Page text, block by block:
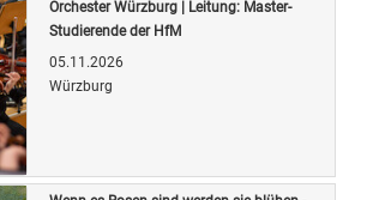
Orchester Würzburg | Leitung: Master-
Studierende der HfM
05.11.2026
Würzburg